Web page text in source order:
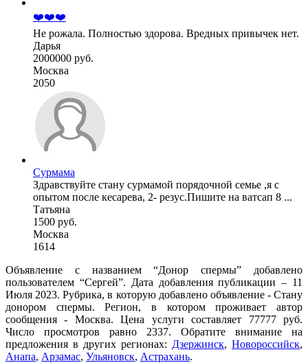
❤️❤️❤️
Не рожала. Полностью здорова. Вредных привычек нет.
Дарья
2000000 руб.
Москва
2050
Сурмама
Здравствуйте стану сурмамой порядочной семье ,я с
опытом после кесарева, 2- резус.Пишите на ватсап 8 ...
Татьяна
1500 руб.
Москва
1614
Объявление с названием “Донор спермы” добавлено
пользователем “Сергей”. Дата добавления публикации – 11
Июля 2023. Рубрика, в которую добавлено объявление - Стану
донором спермы. Регион, в котором проживает автор
сообщения - Москва. Цена услуги составляет 77777 руб.
Число просмотров равно 2337. Обратите внимание на
предложения в других регионах: Дзержинск, Новороссийск,
Анапа, Арзамас, Ульяновск, Астрахань.